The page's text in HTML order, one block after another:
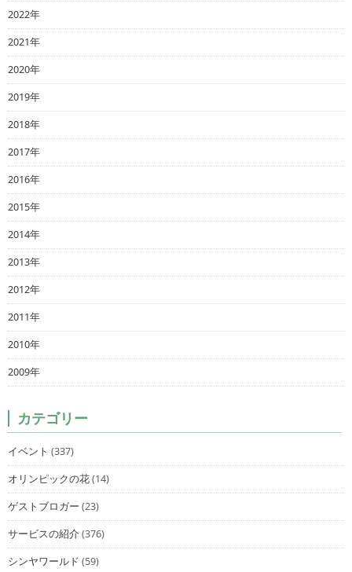
2022年
2021年
2020年
2019年
2018年
2017年
2016年
2015年
2014年
2013年
2012年
2011年
2010年
2009年
カテゴリー
イベント (337)
オリンピックの花(14)
ゲストブロガー (23)
サービスの紹介(376)
シンヤワールド (59)